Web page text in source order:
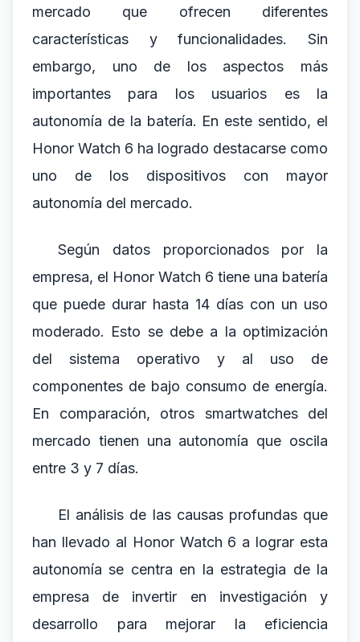
mercado que ofrecen diferentes
características y funcionalidades. Sin
embargo, uno de los aspectos más
importantes para los usuarios es la
autonomía de la batería. En este sentido, el
Honor Watch 6 ha logrado destacarse como
uno de los dispositivos con mayor
autonomía del mercado.
Según datos proporcionados por la
empresa, el Honor Watch 6 tiene una batería
que puede durar hasta 14 días con un uso
moderado. Esto se debe a la optimización
del sistema operativo y al uso de
componentes de bajo consumo de energía.
En comparación, otros smartwatches del
mercado tienen una autonomía que oscila
entre 3 y 7 días.
El análisis de las causas profundas que
han llevado al Honor Watch 6 a lograr esta
autonomía se centra en la estrategia de la
empresa de invertir en investigación y
desarrollo para mejorar la eficiencia